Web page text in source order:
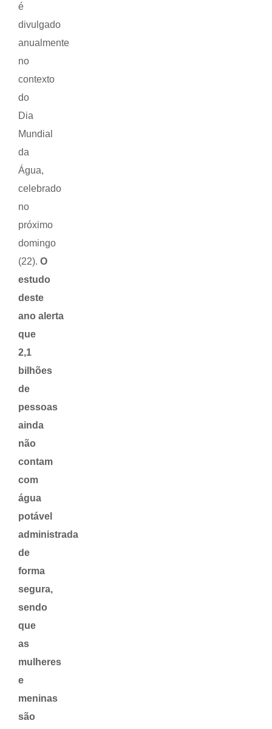
é
divulgado
anualmente
no
contexto
do
Dia
Mundial
da
Água,
celebrado
no
próximo
domingo
(22). O
estudo
deste
ano alerta
que
2,1
bilhões
de
pessoas
ainda
não
contam
com
água
potável
administrada
de
forma
segura,
sendo
que
as
mulheres
e
meninas
são